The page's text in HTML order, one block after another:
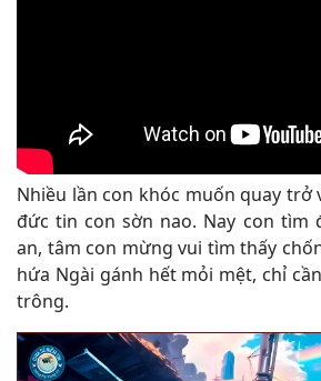
Nhiều lần con khóc muốn quay trở
đức tin con sờn nao. Nay con tìm
an, tâm con mừng vui tìm thấy
hứa Ngài gánh hết mỏi mệt, chỉ
trông.